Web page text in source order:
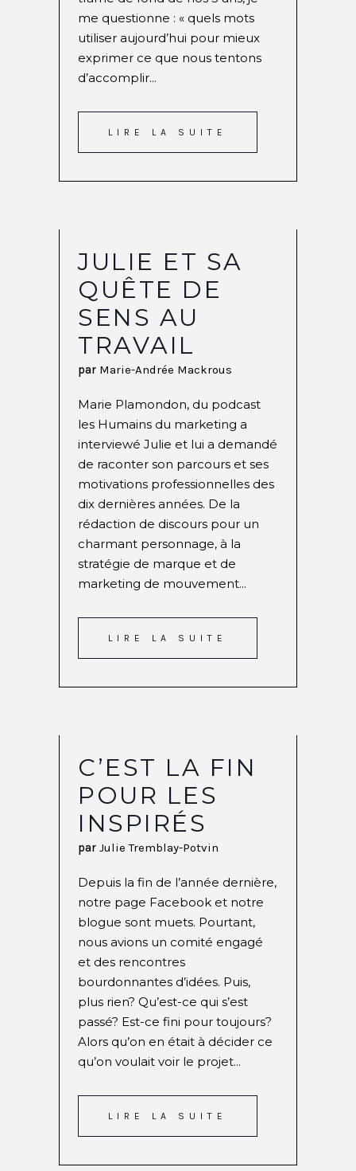
me questionne : « quels mots
utiliser aujourd’hui pour mieux
exprimer ce que nous tentons
d’accomplir...
LIRE LA SUITE
JULIE ET SA
QUÊTE DE
SENS AU
TRAVAIL
par Marie-Andrée Mackrous
Marie Plamondon, du podcast
les Humains du marketing a
interviewé Julie et lui a demandé
de raconter son parcours et ses
motivations professionnelles des
dix dernières années. De la
rédaction de discours pour un
charmant personnage, à la
stratégie de marque et de
marketing de mouvement...
LIRE LA SUITE
C’EST LA FIN
POUR LES
INSPIRÉS
par Julie Tremblay-Potvin
Depuis la fin de l’année dernière,
notre page Facebook et notre
blogue sont muets. Pourtant,
nous avions un comité engagé
et des rencontres
bourdonnantes d’idées. Puis,
plus rien? Qu’est-ce qui s’est
passé? Est-ce fini pour toujours?
Alors qu’on en était à décider ce
qu’on voulait voir le projet...
LIRE LA SUITE